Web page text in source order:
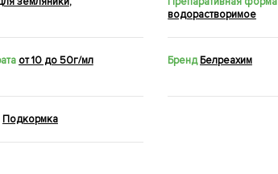
водорастворимое
от 10 до 50г/мл Бренд Белреахим
Подкормка